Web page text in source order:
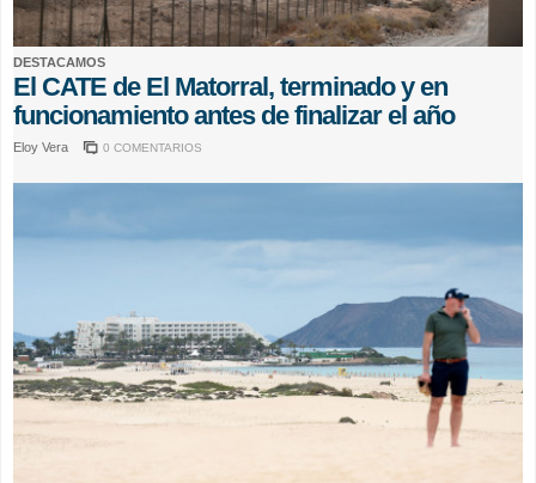
DESTACAMOS
El CATE de El Matorral, terminado y en
funcionamiento antes de finalizar el año
Eloy Vera 0 COMENTARIOS